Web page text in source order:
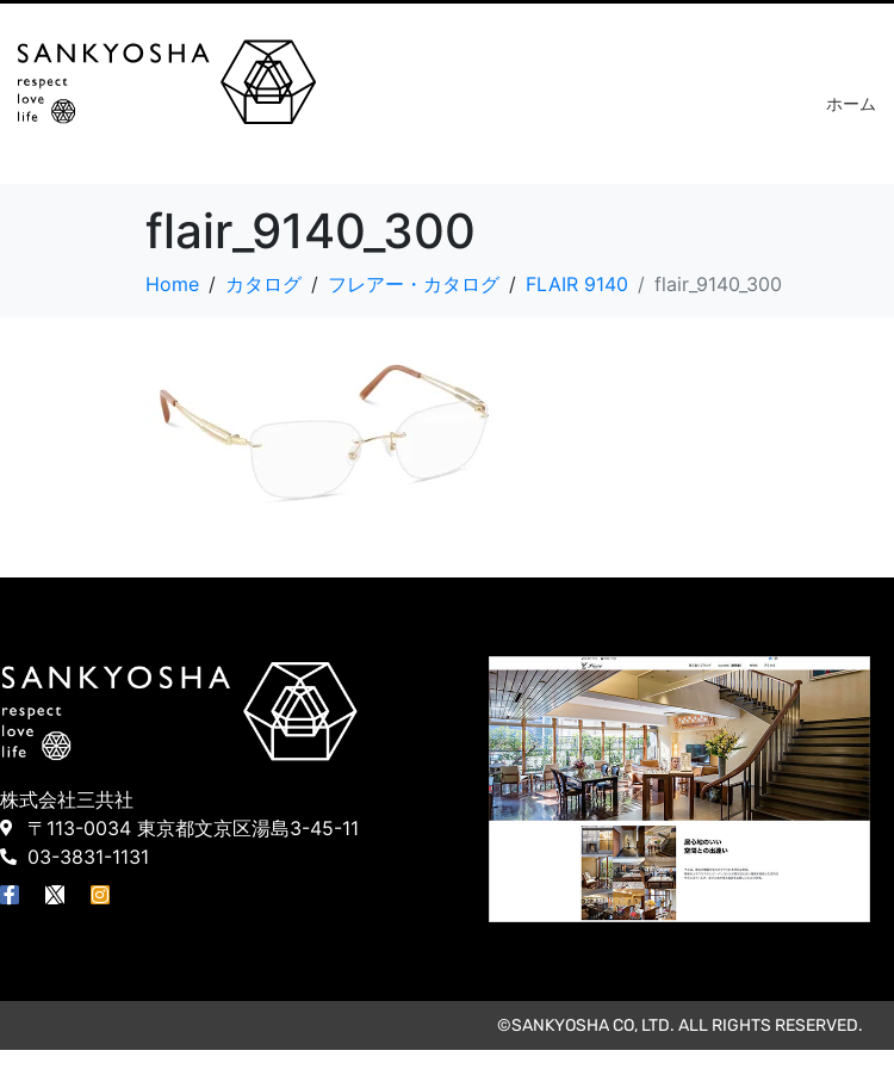
ホーム
flair_9140_300
Home カタログ フレアー・カタログ FLAIR 9140 flair_9140_300
株式会社三共社
〒113-0034 東京都文京区湯島3-45-11
03-3831-1131
©SANKYOSHA CO, LTD. ALL RIGHTS RESERVED.